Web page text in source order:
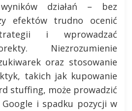
działań – bez
efektów trudno ocenić
i wprowadzać
Niezrozumienie
oraz stosowanie
takich jak kupowanie
stuffing, może prowadzić
i spadku pozycji w